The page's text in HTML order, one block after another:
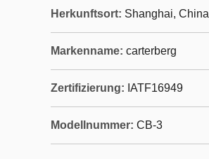
Herkunftsort: Shanghai, China
Markenname: carterberg
Zertifizierung: IATF16949
Modellnummer: CB-3